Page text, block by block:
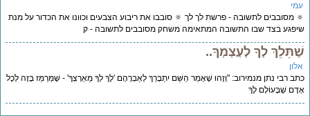
מסובבים לתשובה - פרשת לך לך 🔅 סובבו את ריבוע הצבעים וכוונו את הכדור על מנת
בצד שבו התשובה המתאימה משחק מסובבים לתשובה - ק
לְךָ לְעַצְמְךָ..
רבי נתן מנמירוב: "וְזֶהוּ שֶׁאָמַר הַשֵּׁם יִתְבָּרַךְ לְאַבְרָהָם 'לֶךְ לְךָ מֵאַרְצְךָ' - שֶׁמְּרַמֵּז בָּזֶה לְכָל
שֶׁבָּעוֹלָם לֶךְ